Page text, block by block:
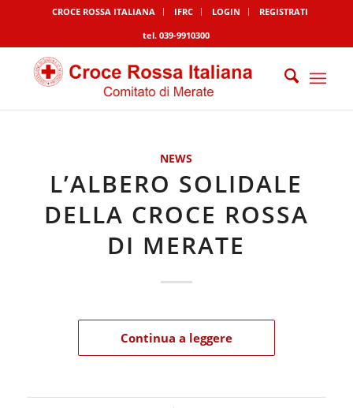
CROCE ROSSA ITALIANA IFRC LOGIN
REGISTRATI
tel. 039-9910300
NEWS
L’ALBERO SOLIDALE
DELLA CROCE ROSSA
DI MERATE
Continua a leggere